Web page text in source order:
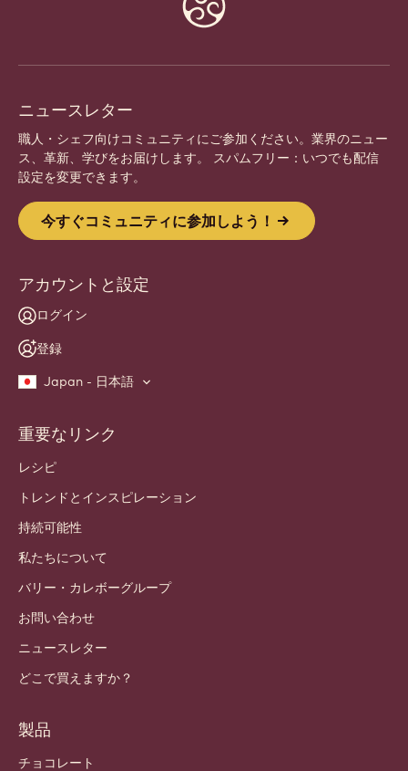
ニュースレター
職人・シェフ向けコミュニティにご参加ください。業界のニュー
ス、革新、学びをお届けします。 スパムフリー：いつでも配信
設定を変更できます。
今すぐコミュニティに参加しよう！
アカウントと設定
ログイン
登録
Japan - 日本語
Footer
Callebaut
重要なリンク
レシピ
トレンドとインスピレーション
持続可能性
私たちについて
バリー・カレボーグループ
お問い合わせ
ニュースレター
どこで買えますか？
製品
チョコレート